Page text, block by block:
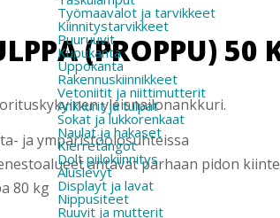
Työmaavalot ja tarvikkeet
Kiinnitys­tarvikkeet
Puuruuvit
Kupukanta
Uppokanta
Rakennuskiinnikkeet
Vetoniitit ja niittimutterit
Ankkurit ja tulpat
Sokat ja lukkorenkaat
Naulat ja hakaset
Kierretangot
Dolt piilokiinnitys
Aluslevyt
Displayt ja lavat
Nippusiteet
Ruuvit ja mutterit
(PROPPU) 50
yleisnailonankkuri.
ja ympäristöolosuhteissa
antavat parhaan pidon
80 kg